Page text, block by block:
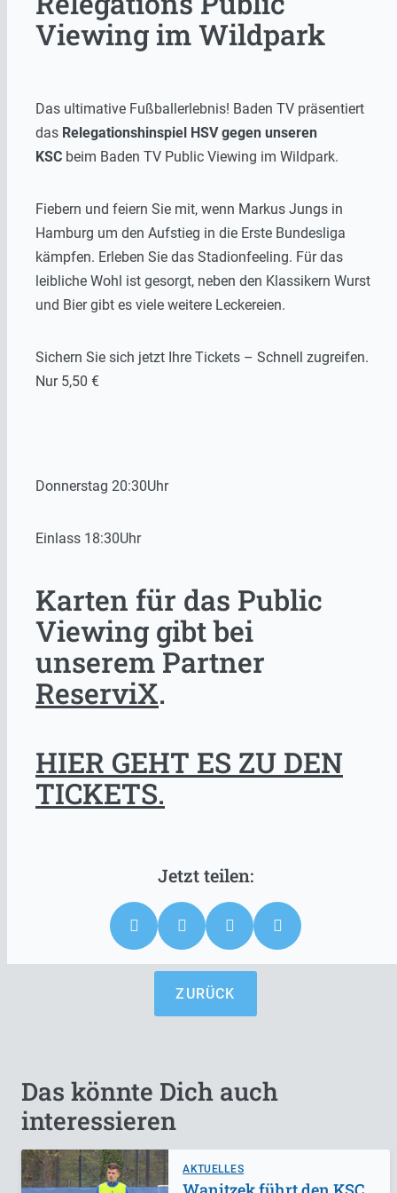
Viewing im Wildpark
Das ultimative Fußballerlebnis! Baden TV präsentiert
das Relegationshinspiel HSV gegen unseren
KSC beim Baden TV Public Viewing im Wildpark.
Fiebern und feiern Sie mit, wenn Markus Jungs in
Hamburg um den Aufstieg in die Erste Bundesliga
kämpfen. Erleben Sie das Stadionfeeling. Für das
leibliche Wohl ist gesorgt, neben den Klassikern Wurst
und Bier gibt es viele weitere Leckereien.
Sichern Sie sich jetzt Ihre Tickets – Schnell zugreifen.
Nur 5,50 €
Donnerstag 20:30Uhr
Einlass 18:30Uhr
Karten für das Public
Viewing gibt bei
unserem Partner
ReserviX.
HIER GEHT ES ZU DEN
TICKETS.
ZURÜCK
Das könnte Dich auch
interessieren
AKTUELLES